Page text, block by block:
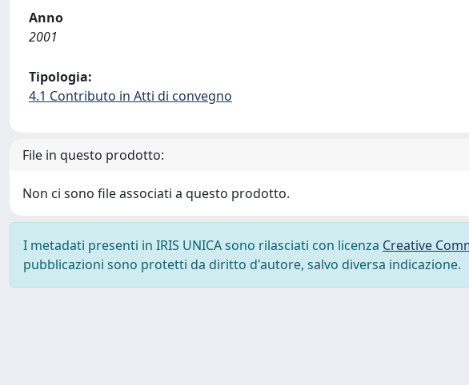
Anno
2001
Tipologia:
4.1 Contributo in Atti di convegno
File in questo prodotto:
Non ci sono file associati a questo prodotto.
I metadati presenti in IRIS UNICA sono rilasciati con licenza Creative
pubblicazioni sono protetti da diritto d'autore, salvo diversa indicazione.